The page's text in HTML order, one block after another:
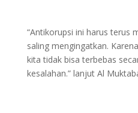
“Antikorupsi ini harus terus
saling mengingatkan.
kita tidak bisa terbebas
kesalahan.” lanjut Al